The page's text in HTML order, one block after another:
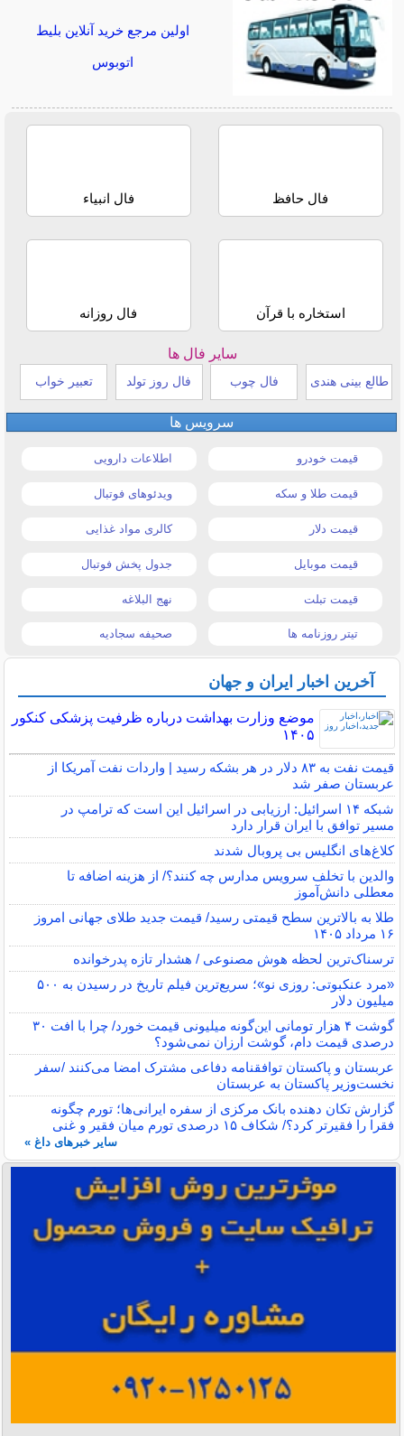
اولین مرجع خرید آنلاین بلیط
اتوبوس
فال حافظ فال انبیاء
استخاره با قرآن فال روزانه
سایر فال ها
طالع بینی هندی فال چوب فال روز تولد تعبیر خواب
سرویس ها
قیمت خودرو اطلاعات دارویی
قیمت طلا و سکه ویدئوهای فوتبال
قیمت دلار کالری مواد غذایی
قیمت موبایل جدول پخش فوتبال
قیمت تبلت نهج البلاغه
تیتر روزنامه ها صحیفه سجادیه
آخرین اخبار ایران و جهان
موضع وزارت بهداشت درباره ظرفیت پزشکی کنکور
۱۴۰۵
قیمت نفت به ۸۳ دلار در هر بشکه رسید | واردات نفت آمریکا از
عربستان صفر شد
شبکه ۱۴ اسرائیل: ارزیابی در اسرائیل این است که ترامپ در
مسیر توافق با ایران قرار دارد
کلاغ‌های انگلیس بی پروبال شدند
والدین با تخلف سرویس مدارس چه کنند؟/ از هزینه اضافه تا
معطلی دانش‌آموز
طلا به بالاترین سطح قیمتی رسید/ قیمت جدید طلای جهانی امروز
۱۶ مرداد ۱۴۰۵
ترسناک‌ترین لحظه هوش مصنوعی / هشدار تازه پدرخوانده
«مرد عنکبوتی: روزی نو»؛ سریع‌ترین فیلم تاریخ در رسیدن به ۵۰۰
میلیون دلار
گوشت ۴ هزار تومانی این‌گونه میلیونی قیمت خورد/ چرا با افت ۳۰
درصدی قیمت دام، گوشت ارزان نمی‌شود؟
عربستان و پاکستان توافقنامه دفاعی مشترک امضا می‌کنند /سفر
نخست‌وزیر پاکستان به عربستان
گزارش تکان‌ دهنده بانک مرکزی از سفره ایرانی‌ها؛ تورم چگونه
فقرا را فقیرتر کرد؟/ شکاف ۱۵ درصدی تورم میان فقیر و غنی
سایر خبرهای داغ »